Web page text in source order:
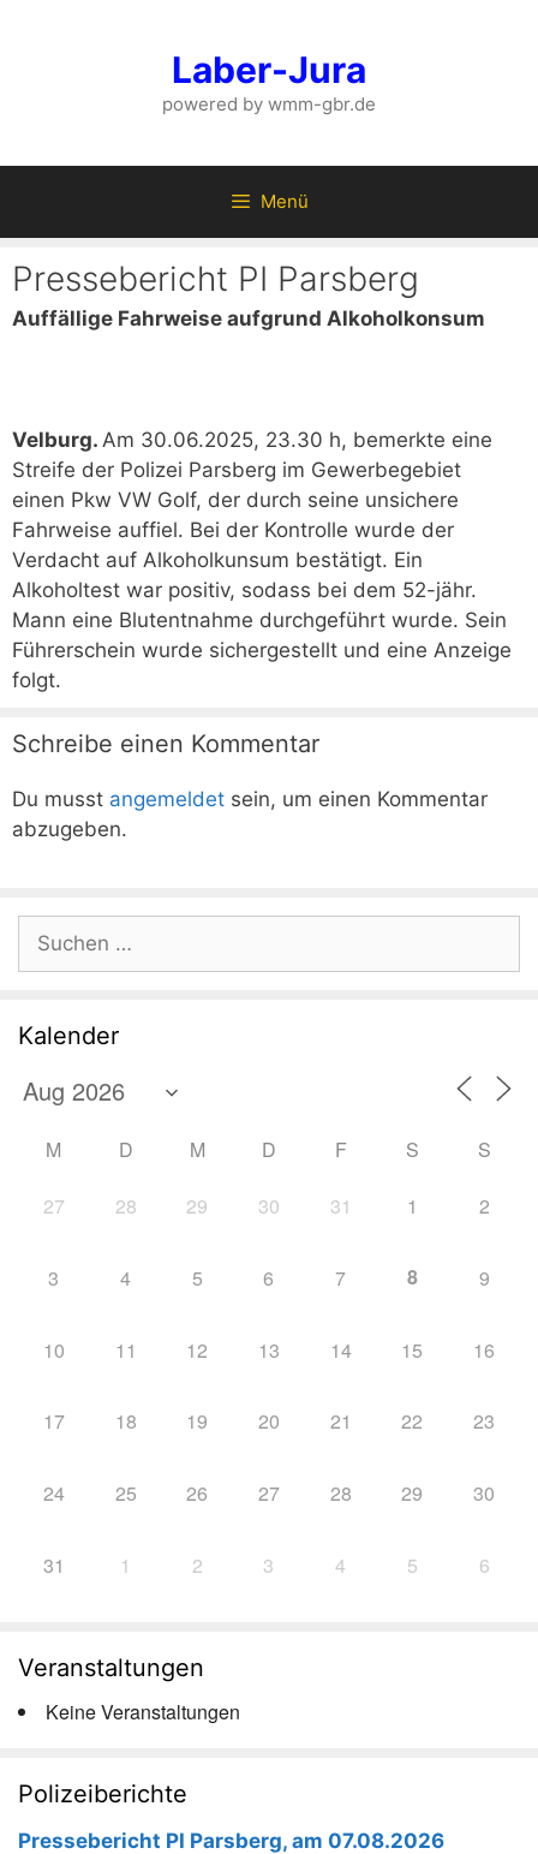
Laber-Jura
powered by wmm-gbr.de
Menü
Pressebericht PI Parsberg
Auffällige Fahrweise aufgrund Alkoholkonsum
Velburg. Am 30.06.2025, 23.30 h, bemerkte eine
Streife der Polizei Parsberg im Gewerbegebiet
einen Pkw VW Golf, der durch seine unsichere
Fahrweise auffiel. Bei der Kontrolle wurde der
Verdacht auf Alkoholkunsum bestätigt. Ein
Alkoholtest war positiv, sodass bei dem 52-jähr.
Mann eine Blutentnahme durchgeführt wurde. Sein
Führerschein wurde sichergestellt und eine Anzeige
folgt.
Schreibe einen Kommentar
Du musst angemeldet sein, um einen Kommentar
abzugeben.
nach:
Kalender
M D M D F S S
27 28 29 30 31 1 2
3 4 5 6 7 8 9
10 11 12 13 14 15 16
17 18 19 20 21 22 23
24 25 26 27 28 29 30
31 1 2 3 4 5 6
Veranstaltungen
Keine Veranstaltungen
Polizeiberichte
Pressebericht PI Parsberg, am 07.08.2026